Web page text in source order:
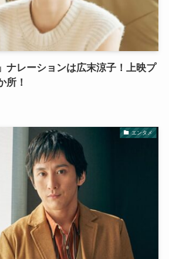
ナレーションは広末涼子！上映プ
所！
エンタメ